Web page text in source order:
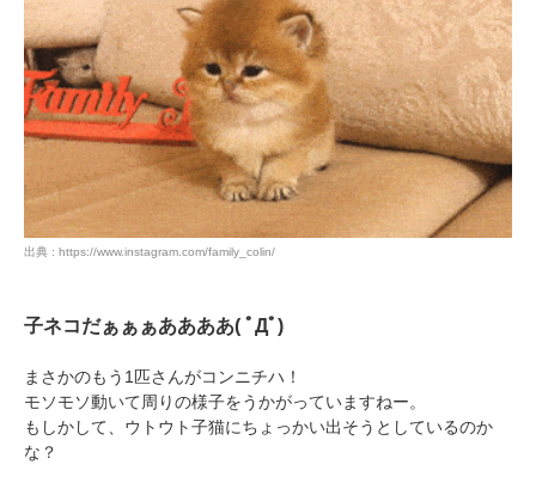
出典 : https://www.instagram.com/family_colin/
子ネコだぁぁぁああああ( ﾟДﾟ)
まさかのもう1匹さんがコンニチハ！
モソモソ動いて周りの様子をうかがっていますねー。
もしかして、ウトウト子猫にちょっかい出そうとしているのか
な？